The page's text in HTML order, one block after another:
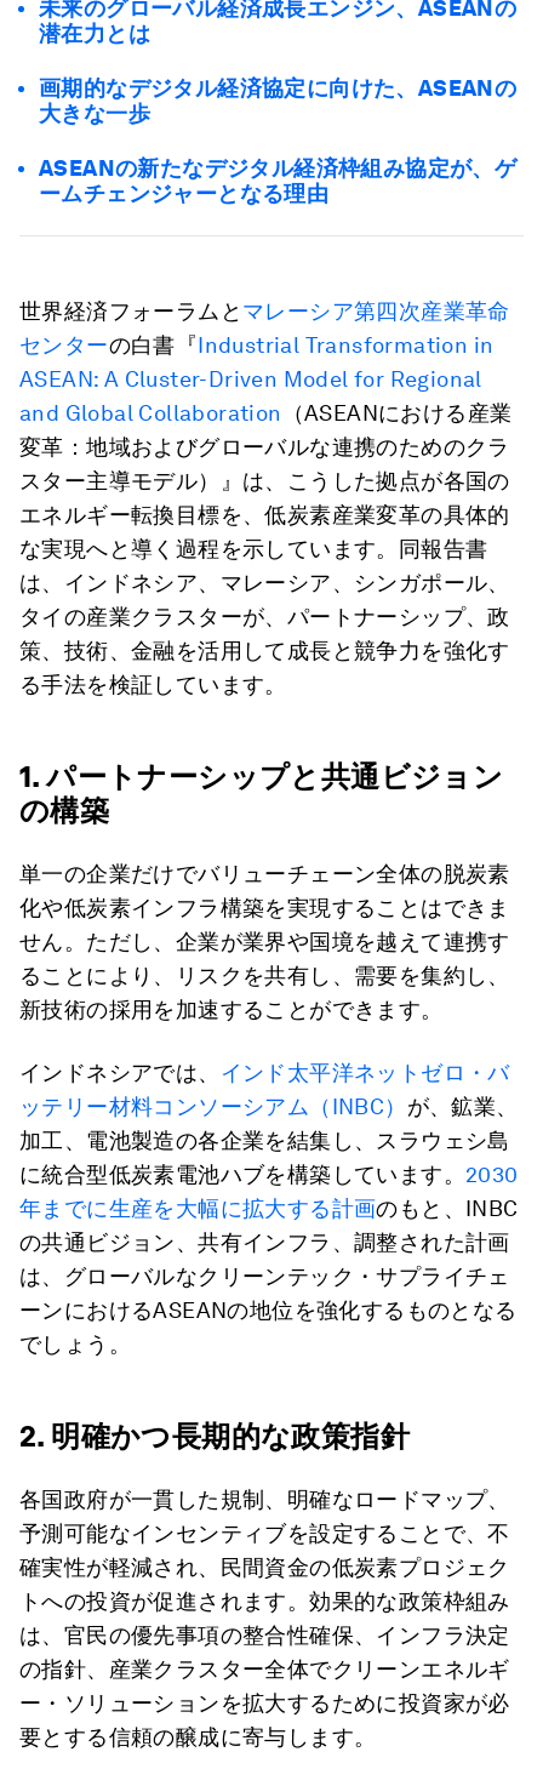
未来のグローバル経済成長エンジン、ASEANの
潜在力とは
画期的なデジタル経済協定に向けた、ASEANの
大きな一歩
ASEANの新たなデジタル経済枠組み協定が、ゲ
ームチェンジャーとなる理由
世界経済フォーラムと マレーシア第四次産業革命
センターの白書『Industrial Transformation in
ASEAN: A Cluster-Driven Model for Regional
and Global Collaboration
（ASEANにおける産業
変革：地域およびグローバルな連携のためのクラ
スター主導モデル）』は、こうした拠点が各国の
エネルギー転換目標を、低炭素産業変革の具体的
な実現へと導く過程を示しています。同報告書
は、インドネシア、マレーシア、シンガポール、
タイの産業クラスターが、パートナーシップ、政
策、技術、金融を活用して成長と競争力を強化す
る手法を検証しています。
1. パートナーシップと共通ビジョン
の構築
単一の企業だけでバリューチェーン全体の脱炭素
化や低炭素インフラ構築を実現することはできま
せん。ただし、企業が業界や国境を越えて連携す
ることにより、リスクを共有し、需要を集約し、
新技術の採用を加速することができます。
インドネシアでは、
インド太平洋ネットゼロ・バ
ッテリー材料コンソーシアム（INBC） が、鉱業、
加工、電池製造の各企業を結集し、スラウェシ島
に統合型低炭素電池ハブを構築しています。 2030
年までに生産を大幅に拡大する計画のもと、INBC
の共通ビジョン、共有インフラ、調整された計画
は、グローバルなクリーンテック・サプライチェ
ーンにおけるASEANの地位を強化するものとなる
でしょう。
2. 明確かつ長期的な政策指針
各国政府が一貫した規制、明確なロードマップ、
予測可能なインセンティブを設定することで、不
確実性が軽減され、民間資金の低炭素プロジェク
トへの投資が促進されます。効果的な政策枠組み
は、官民の優先事項の整合性確保、インフラ決定
の指針、産業クラスター全体でクリーンエネルギ
ー・ソリューションを拡大するために投資家が必
要とする信頼の醸成に寄与します。